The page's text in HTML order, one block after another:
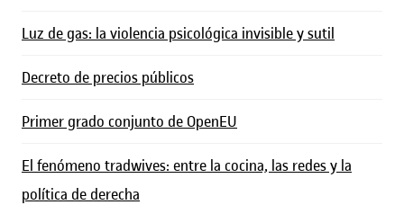
Luz de gas: la violencia psicológica invisible y sutil
Decreto de precios públicos
Primer grado conjunto de OpenEU
El fenómeno tradwives: entre la cocina, las redes y la
política de derecha